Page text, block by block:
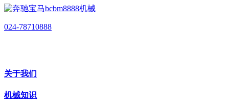
024-78710888
关于我们
机械知识